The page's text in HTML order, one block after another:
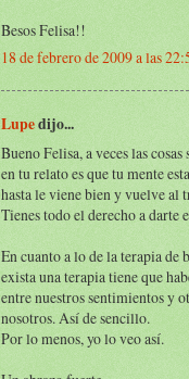
Besos Felisa!!
18 de febrero de 2009 a las
Lupedijo...
Bueno Felisa, a veces las
en tu relato es que tu mente
hasta le viene bien y vuelve al
Tienes todo el derecho a darte
En cuanto a lo de la terapia de
exista una terapia tiene que
entre nuestros sentimientos y
nosotros. Así de sencillo.
Por lo menos, yo lo veo así.